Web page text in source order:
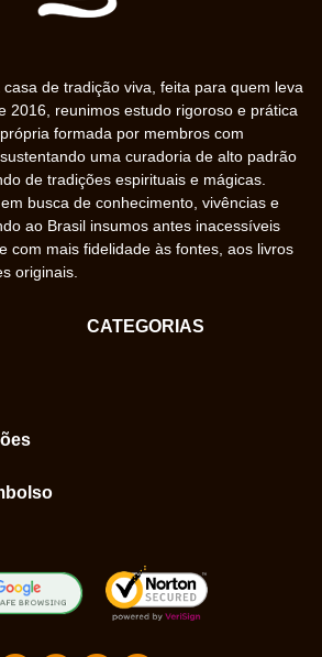
de tradição viva, feita para quem leva
2016, reunimos estudo rigoroso e prática
formada por membros com
uma curadoria de alto padrão
de tradições espirituais e mágicas.
busca de conhecimento, vivências e
ao Brasil insumos antes inacessíveis
com mais fidelidade às fontes, aos livros
originais.
CATEGORIAS